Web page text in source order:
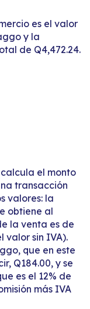
es el valor
y la
de Q4,472.24.
el monto
transacción
valores: la
obtiene al
la venta es de
valor sin IVA).
que en este
Q184.00, y se
es el 12% de
más IVA